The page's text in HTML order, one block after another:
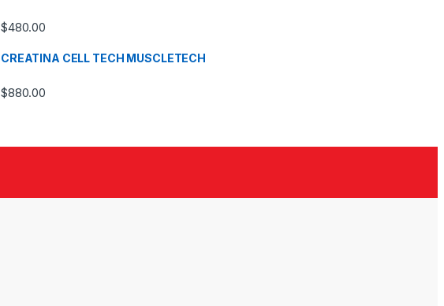
$480.00
CREATINA CELL TECH MUSCLETECH
$880.00